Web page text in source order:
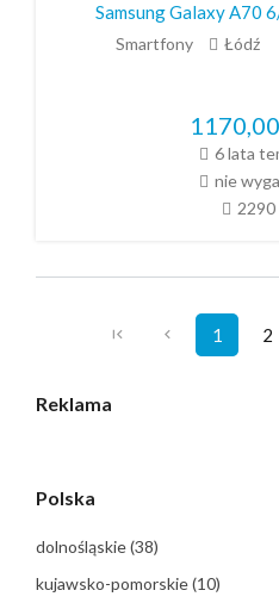
Samsung Galaxy A70
Smartfony Łódź
1170,00
6 lata
nie
2290
1 2
Reklama
Polska
dolnośląskie(38)
kujawsko-pomorskie(10)